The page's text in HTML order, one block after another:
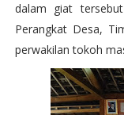
dalam giat
Perangkat Desa,
perwakilan tokoh